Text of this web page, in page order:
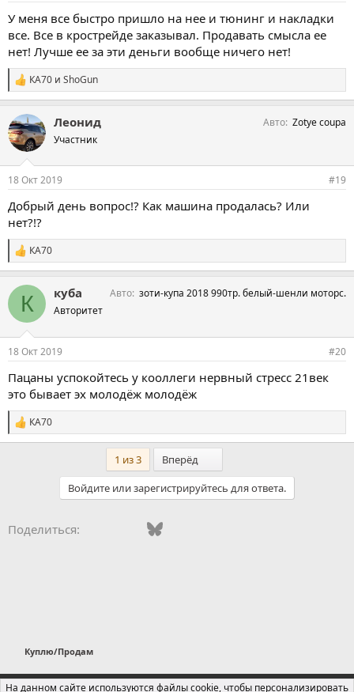
У меня все быстро пришло на нее и тюнинг и накладки
все. Все в крострейде заказывал. Продавать смысла ее
нет! Лучше ее за эти деньги вообще ничего нет!
С
и
п
а
т
:
КА70 и ShoGun
Леонид
Участник
Авто Zotye coupa
18 Окт 2019 #19
Добрый день вопрос!? Как машина продалась? Или
нет?!?
С
и
п
т
:
КА70
К куба
Авторитет
Авто зоти-купа 2018 990тр. белый-шенли моторс.
18 Окт 2019 #20
Пацаны успокойтесь у кооллеги нервный стресс 21век
это бывает эх молодёж молодёж
С
и
:
КА70
1 из 3 Вперёд
Войдите или зарегистрируйтесь для ответа.
Поделиться: Vkontakte
FacebookBluesky
Куплю/Продам
Russian (RU)
На данном сайте используются файлы cookie, чтобы персонализировать